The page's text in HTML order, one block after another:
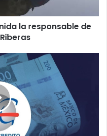
la responsable de